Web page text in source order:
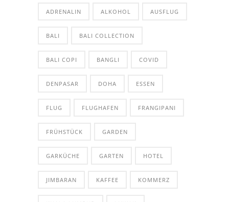
ADRENALIN ALKOHOL AUSFLUG
BALI BALI COLLECTION
BALI COPI BANGLI COVID
DENPASAR DOHA ESSEN
FLUG FLUGHAFEN FRANGIPANI
FRÜHSTÜCK GARDEN
GARKÜCHE GARTEN HOTEL
JIMBARAN KAFFEE KOMMERZ